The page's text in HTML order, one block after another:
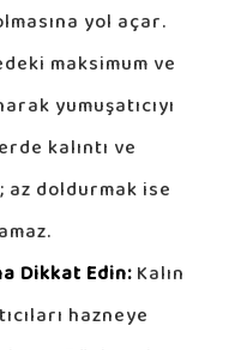
yol açar.
maksimum ve
yumuşatıcıyı
kalıntı ve
doldurmak ise
Dikkat Edin:Kalın
hazneye